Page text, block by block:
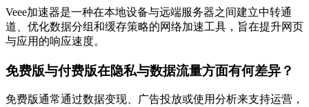
Veee加速器是一种在本地设备与远端服务器之间建立中转通
道、优化数据分组和缓存策略的网络加速工具，旨在提升网页
与应用的响应速度。
免费版与付费版在隐私与数据流量方面有何差异？
免费版通常通过数据变现、广告投放或使用分析来支持运营，